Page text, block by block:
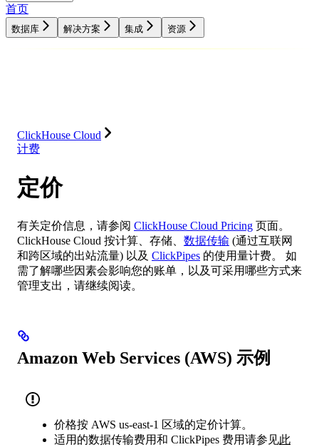
首页
数据库 解决方案 集成 资源
ClickHouse Cloud
计费
定价
有关定价信息，请参阅 ClickHouse Cloud Pricing 页面。
ClickHouse Cloud 按计算、存储、 数据传输 (通过互联网
和跨区域的出站流量) 以及 ClickPipes 的使用量计费。 如
需了解哪些因素会影响您的账单，以及可采用哪些方式来
管理支出，请继续阅读。
Amazon Web Services (AWS) 示例
价格按 AWS us-east-1 区域的定价计算。
适用的数据传输费用和 ClickPipes 费用请参见此